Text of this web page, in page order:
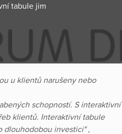
tabule jim
u klientů narušeny nebo
schopností. S interaktivní
klientů. Interaktivní tabule
dlouhodobou investici" ,